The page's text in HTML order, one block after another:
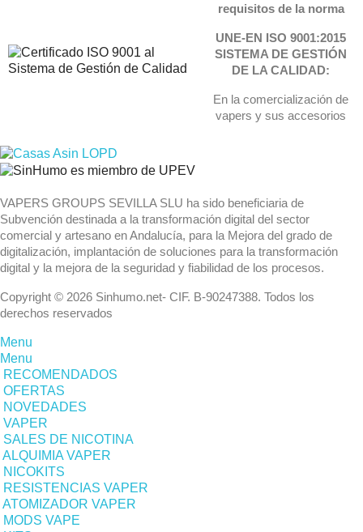
requisitos de la norma
UNE-EN ISO 9001:2015
SISTEMA DE GESTIÓN
DE LA CALIDAD:
En la comercialización de
vapers y sus accesorios
VAPERS GROUPS SEVILLA SLU ha sido beneficiaria de
Subvención destinada a la transformación digital del sector
comercial y artesano en Andalucía, para la Mejora del grado de
digitalización, implantación de soluciones para la transformación
digital y la mejora de la seguridad y fiabilidad de los procesos.
Copyright © 2026 Sinhumo.net- CIF. B-90247388. Todos los
derechos reservados
Menu
Menu
RECOMENDADOS
OFERTAS
NOVEDADES
VAPER
SALES DE NICOTINA
ALQUIMIA VAPER
NICOKITS
RESISTENCIAS VAPER
ATOMIZADOR VAPER
MODS VAPE